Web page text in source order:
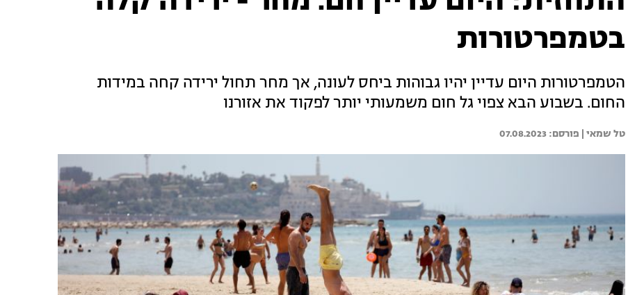
בטמפרטורות
הטמפרטורות היום עדיין יהיו גבוהות ביחס לעונה, אך מחר תחול ירידה קחה במידות
החום. בשבוע הבא צפוי גל חום משמעותי יותר לפקוד את אזורנו
טל שמאי | 07.08.2023